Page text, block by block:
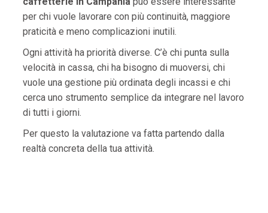
per chi vuole lavorare con più continuità, maggiore
praticità e meno complicazioni inutili.
Ogni attività ha priorità diverse. C’è chi punta sulla
velocità in cassa, chi ha bisogno di muoversi, chi
vuole una gestione più ordinata degli incassi e chi
cerca uno strumento semplice da integrare nel lavoro
di tutti i giorni.
Per questo la valutazione va fatta partendo dalla
realtà concreta della tua attività.